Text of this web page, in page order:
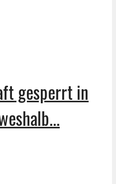
gesperrt in